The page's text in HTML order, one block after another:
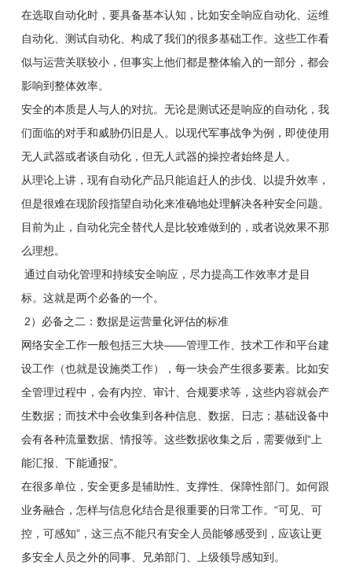
在选取自动化时，要具备基本认知，比如安全响应自动化、运维
自动化、测试自动化、构成了我们的很多基础工作。这些工作看
似与运营关联较小，但事实上他们都是整体输入的一部分，都会
影响到整体效率。
安全的本质是人与人的对抗。无论是测试还是响应的自动化，我
们面临的对手和威胁仍旧是人。以现代军事战争为例，即使使用
无人武器或者谈自动化，但无人武器的操控者始终是人。
从理论上讲，现有自动化产品只能追赶人的步伐、以提升效率，
但是很难在现阶段指望自动化来准确地处理解决各种安全问题。
目前为止，自动化完全替代人是比较难做到的，或者说效果不那
么理想。
通过自动化管理和持续安全响应，尽力提高工作效率才是目
标。这就是两个必备的一个。
2）必备之二：数据是运营量化评估的标准
网络安全工作一般包括三大块——管理工作、技术工作和平台建
设工作（也就是设施类工作），每一块会产生很多要素。比如安
全管理过程中，会有内控、审计、合规要求等，这些内容就会产
生数据；而技术中会收集到各种信息、数据、日志；基础设备中
会有各种流量数据、情报等。这些数据收集之后，需要做到“上
能汇报、下能通报”。
在很多单位，安全更多是辅助性、支撑性、保障性部门。如何跟
业务融合，怎样与信息化结合是很重要的日常工作。“可见、可
控，可感知”，这三点不能只有安全人员能够感受到，应该让更
多安全人员之外的同事、兄弟部门、上级领导感知到。